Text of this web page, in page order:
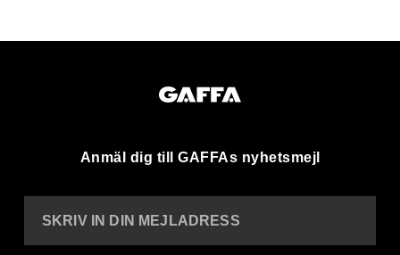
Anmäl dig till GAFFAs nyhetsmejl
SKRIV IN DIN MEJLADRESS